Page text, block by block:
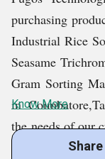
purchasing
Industrial Rice
Seasame
Gram Sorting
in
the needs of our
Know More